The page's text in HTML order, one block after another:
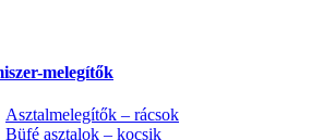
melegítők
Asztalmelegítők – rácsok
Büfé asztalok – kocsik